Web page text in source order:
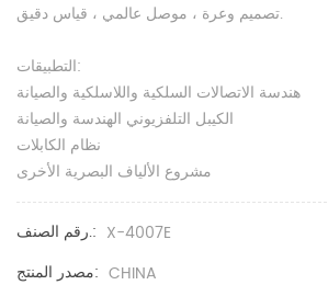
تصميم وعرة ، موصل عالمي ، قياس دقيق.
التطبيقات:
هندسة الاتصالات السلكية واللاسلكية والصيانة
الكيبل التلفزيوني الهندسة والصيانة
نظام الكابلات
مشروع الألياف البصرية الأخرى
رقم الصنف.: X-4007E
مصدر المنتج: CHINA